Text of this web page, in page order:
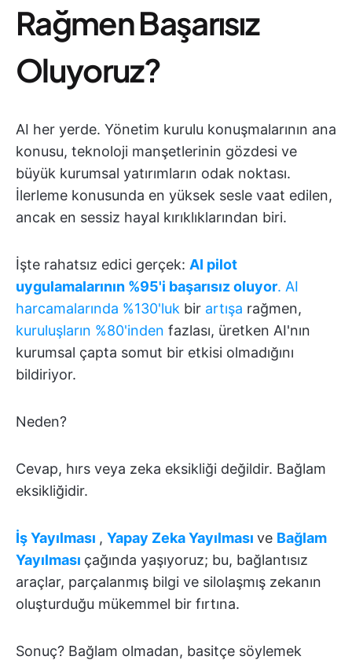
Rağmen Başarısız
Oluyoruz?
AI her yerde. Yönetim kurulu konuşmalarının ana
konusu, teknoloji manşetlerinin gözdesi ve
büyük kurumsal yatırımların odak noktası.
İlerleme konusunda en yüksek sesle vaat edilen,
ancak en sessiz hayal kırıklıklarından biri.
İşte rahatsız edici gerçek: AI pilot
uygulamalarının %95'i başarısız oluyor. AI
harcamalarında %130'luk bir artışa rağmen,
kuruluşların %80'inden fazlası, üretken AI'nın
kurumsal çapta somut bir etkisi olmadığını
bildiriyor.
Neden?
Cevap, hırs veya zeka eksikliği değildir. Bağlam
eksikliğidir.
İş Yayılması , Yapay Zeka Yayılması ve Bağlam
Yayılması çağında yaşıyoruz; bu, bağlantısız
araçlar, parçalanmış bilgi ve silolaşmış zekanın
oluşturduğu mükemmel bir fırtına.
Sonuç? Bağlam olmadan, basitçe söylemek